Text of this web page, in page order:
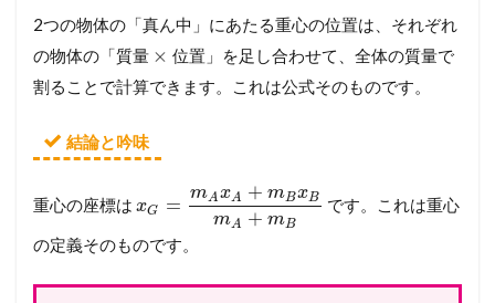
2つの物体の「真ん中」にあたる重心の位置は、それぞれ
の物体の「質量 × 位置」を足し合わせて、全体の質量で
割ることで計算できます。これは公式そのものです。
結論と吟味
重心の座標は xG =
mAxA + mBxB
mA + mB
です。これは重心
の定義そのものです。